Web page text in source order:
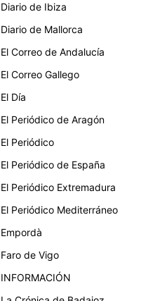
Diario de Ibiza
Diario de Mallorca
El Correo de Andalucía
El Correo Gallego
El Día
El Periódico de Aragón
El Periódico
El Periódico de España
El Periódico Extremadura
El Periódico Mediterráneo
Empordà
Faro de Vigo
INFORMACIÓN